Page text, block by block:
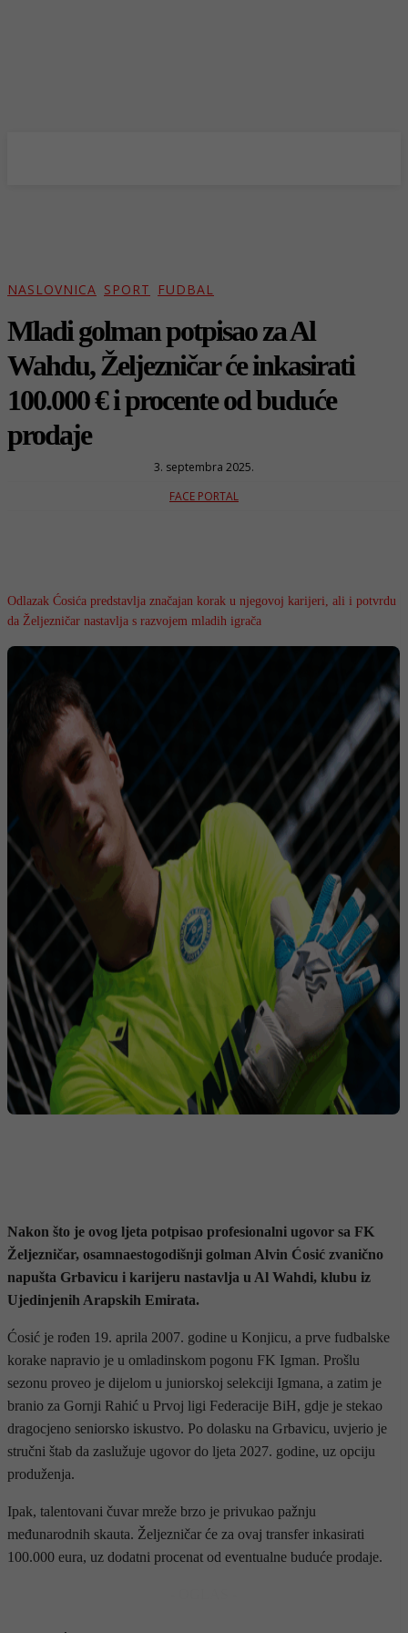
NASLOVNICA SPORT FUDBAL
Mladi golman potpisao za Al
Wahdu, Željezničar će inkasirati
100.000 € i procente od buduće
prodaje
3. septembra 2025.
FACE PORTAL
Odlazak Ćosića predstavlja značajan korak u njegovoj karijeri, ali i potvrdu
da Željezničar nastavlja s razvojem mladih igrača
Nakon što je ovog ljeta potpisao profesionalni ugovor sa FK
Željezničar, osamnaestogodišnji golman Alvin Ćosić zvanično
napušta Grbavicu i karijeru nastavlja u Al Wahdi, klubu iz
Ujedinjenih Arapskih Emirata.
Ćosić je rođen 19. aprila 2007. godine u Konjicu, a prve fudbalske
korake napravio je u omladinskom pogonu FK Igman. Prošlu
sezonu proveo je dijelom u juniorskoj selekciji Igmana, a zatim je
branio za Gornji Rahić u Prvoj ligi Federacije BiH, gdje je stekao
dragocjeno seniorsko iskustvo. Po dolasku na Grbavicu, uvjerio je
stručni štab da zaslužuje ugovor do ljeta 2027. godine, uz opciju
produženja.
Ipak, talentovani čuvar mreže brzo je privukao pažnju
međunarodnih skauta. Željezničar će za ovaj transfer inkasirati
100.000 eura, uz dodatni procenat od eventualne buduće prodaje.